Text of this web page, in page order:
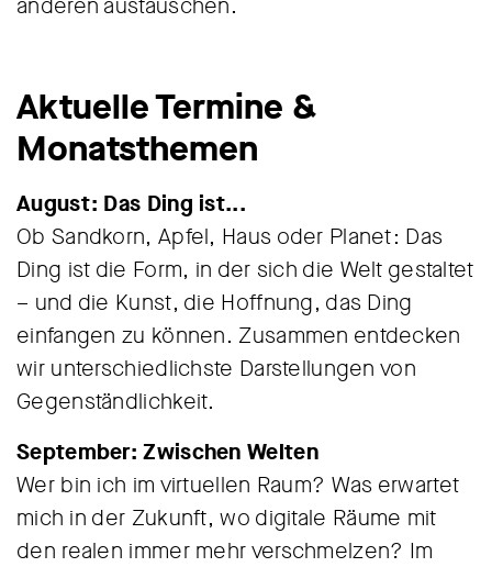
anderen austauschen.
Aktuelle Termine &
Monatsthemen
August: Das Ding ist...
Ob Sandkorn, Apfel, Haus oder Planet: Das
Ding ist die Form, in der sich die Welt gestaltet
– und die Kunst, die Hoffnung, das Ding
einfangen zu können. Zusammen entdecken
wir unterschiedlichste Darstellungen von
Gegenständlichkeit.
September: Zwischen Welten
Wer bin ich im virtuellen Raum? Was erwartet
mich in der Zukunft, wo digitale Räume mit
den realen immer mehr verschmelzen? Im